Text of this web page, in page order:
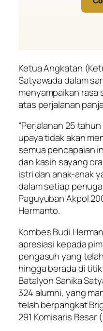
Ketua Angkatan
Satyawada dalam
menyampaikan rasa
atas perjalanan
“Perjalanan 25
upaya tidak akan
semua pencapaian
dan kasih sayang
istri dan anak-anak
dalam setiap
Paguyuban Akpol
Hermanto.
Kombes Budi
apresiasi kepada
pengasuh yang
hingga berada di
Batalyon Sanika
324 alumni, yang
telah berpangkat
291 Komisaris Besar